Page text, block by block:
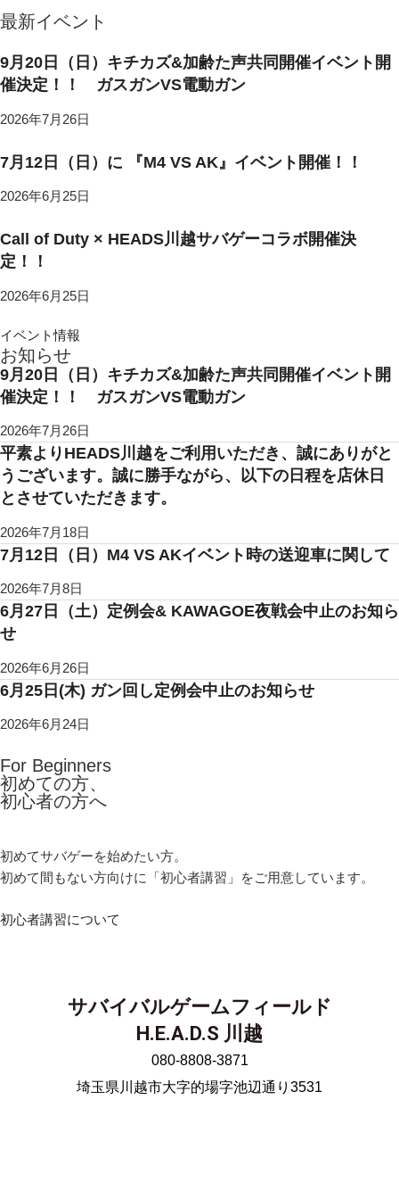
最新イベント
9月20日（日）キチカズ&加齢た声共同開催イベント開
催決定！！ ガスガンVS電動ガン
2026年7月26日
7月12日（日）に 『M4 VS AK』イベント開催！！
2026年6月25日
Call of Duty × HEADS川越サバゲーコラボ開催決
定！！
2026年6月25日
イベント情報
お知らせ
9月20日（日）キチカズ&加齢た声共同開催イベント開
催決定！！ ガスガンVS電動ガン
2026年7月26日
平素よりHEADS川越をご利用いただき、誠にありがと
うございます。誠に勝手ながら、以下の日程を店休日
とさせていただきます。
2026年7月18日
7月12日（日）M4 VS AKイベント時の送迎車に関して
2026年7月8日
6月27日（土）定例会& KAWAGOE夜戦会中止のお知ら
せ
2026年6月26日
6月25日(木) ガン回し定例会中止のお知らせ
2026年6月24日
For Beginners
初めての方、
初心者の方へ
初めてサバゲーを始めたい方。
初めて間もない方向けに「初心者講習」をご用意しています。
初心者講習について
サバイバルゲームフィールド
H.E.A.D.S 川越
080-8808-3871
埼玉県川越市大字的場字池辺通り3531